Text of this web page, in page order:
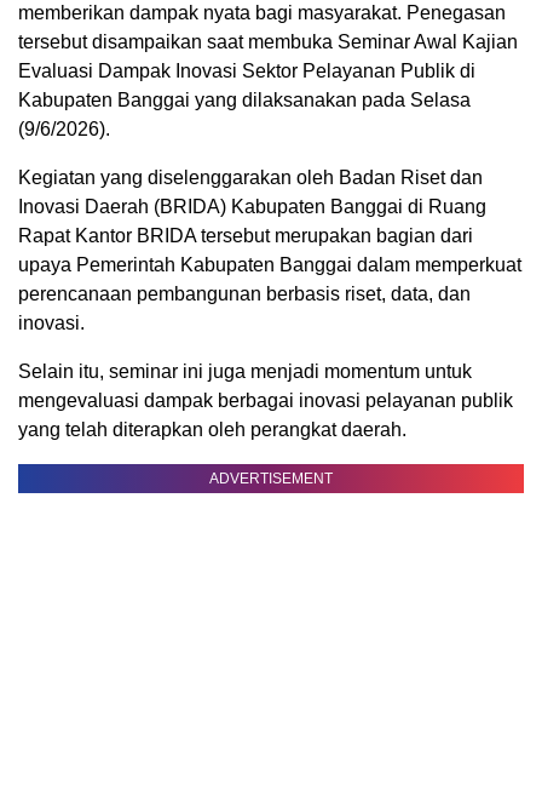
memberikan dampak nyata bagi masyarakat. Penegasan
tersebut disampaikan saat membuka Seminar Awal Kajian
Evaluasi Dampak Inovasi Sektor Pelayanan Publik di
Kabupaten Banggai yang dilaksanakan pada Selasa
(9/6/2026).
Kegiatan yang diselenggarakan oleh Badan Riset dan
Inovasi Daerah (BRIDA) Kabupaten Banggai di Ruang
Rapat Kantor BRIDA tersebut merupakan bagian dari
upaya Pemerintah Kabupaten Banggai dalam memperkuat
perencanaan pembangunan berbasis riset, data, dan
inovasi.
Selain itu, seminar ini juga menjadi momentum untuk
mengevaluasi dampak berbagai inovasi pelayanan publik
yang telah diterapkan oleh perangkat daerah.
ADVERTISEMENT